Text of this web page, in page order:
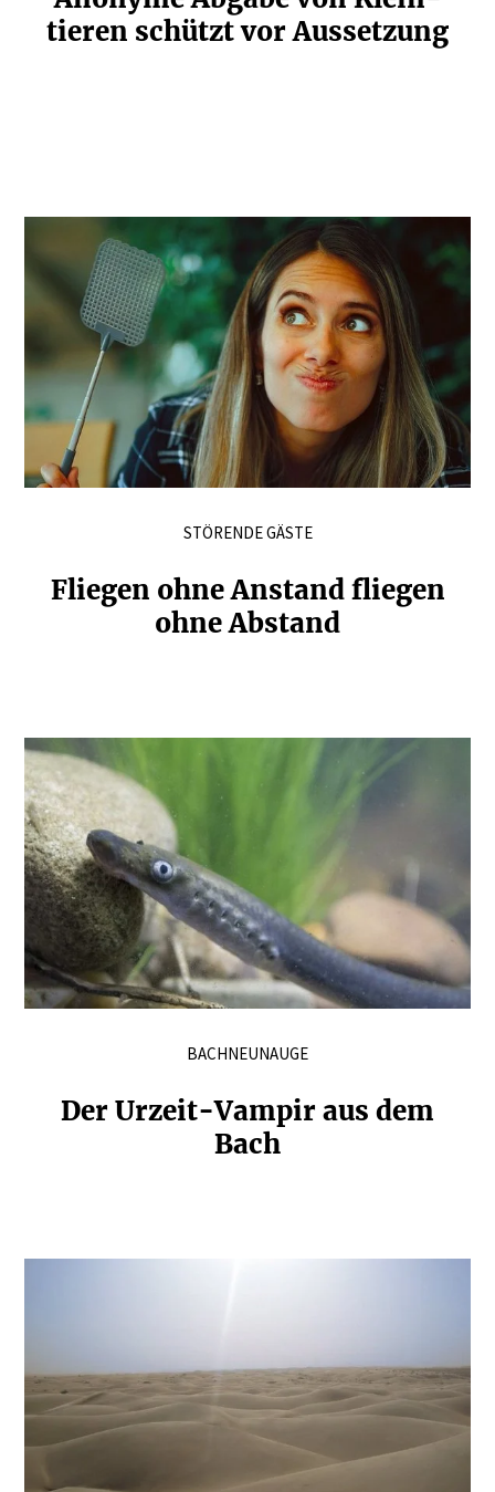
tieren schützt vor Aussetzung
STÖRENDE GÄSTE
Fliegen ohne Anstand fliegen
ohne Abstand
BACHNEUNAUGE
Der Urzeit-Vampir aus dem
Bach